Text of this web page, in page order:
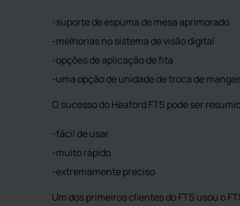
suporte de espuma de mesa aprimorado
melhorias no sistema de visão digital
opções de aplicação de fita
uma opção de unidade de troca de
O sucesso do Heaford FTS pode ser
fácil de usar
muito rápido
extremamente preciso
Um dos primeiros clientes do FTS usou o